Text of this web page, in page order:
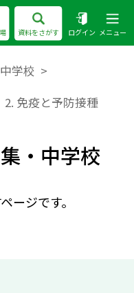
資料をさがす ログイン メニュー
学校
免疫と予防接種
・中学校
ージです。